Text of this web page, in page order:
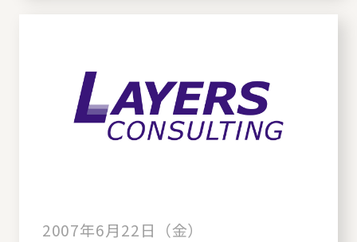
2007年6月22日（金）